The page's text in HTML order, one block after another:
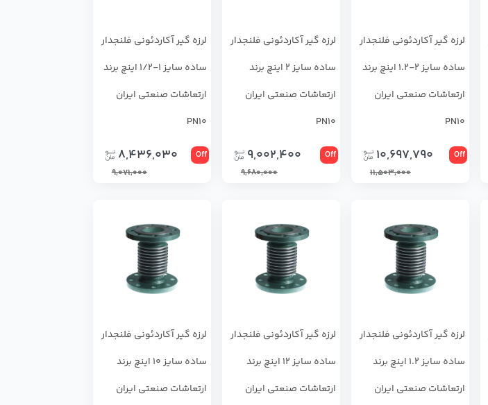
لرزه گیر آکاردئونی فلنجدار
ساده سایز 2-1.2 اینچ برند
ارتعاشات صنعتی ایران
PN10
Off
10,697,790
11,503,000
لرزه گیر آکاردئونی فلنجدار
ساده سایز 2 اینچ برند
ارتعاشات صنعتی ایران
PN10
Off
9,002,400
9,680,000
لرزه گیر آکاردئونی فلنجدار
ساده سایز 1-1/2 اینچ برند
ارتعاشات صنعتی ایران
PN10
Off
8,436,030
9,071,000
لرزه گیر آکاردئونی فلنجدار
ساده سایز 1.2 اینچ برند
ارتعاشات صنعتی ایران
لرزه گیر آکاردئونی فلنجدار
ساده سایز 12 اینچ برند
ارتعاشات صنعتی ایران
لرزه گیر آکاردئونی فلنجدار
ساده سایز 10 اینچ برند
ارتعاشات صنعتی ایران